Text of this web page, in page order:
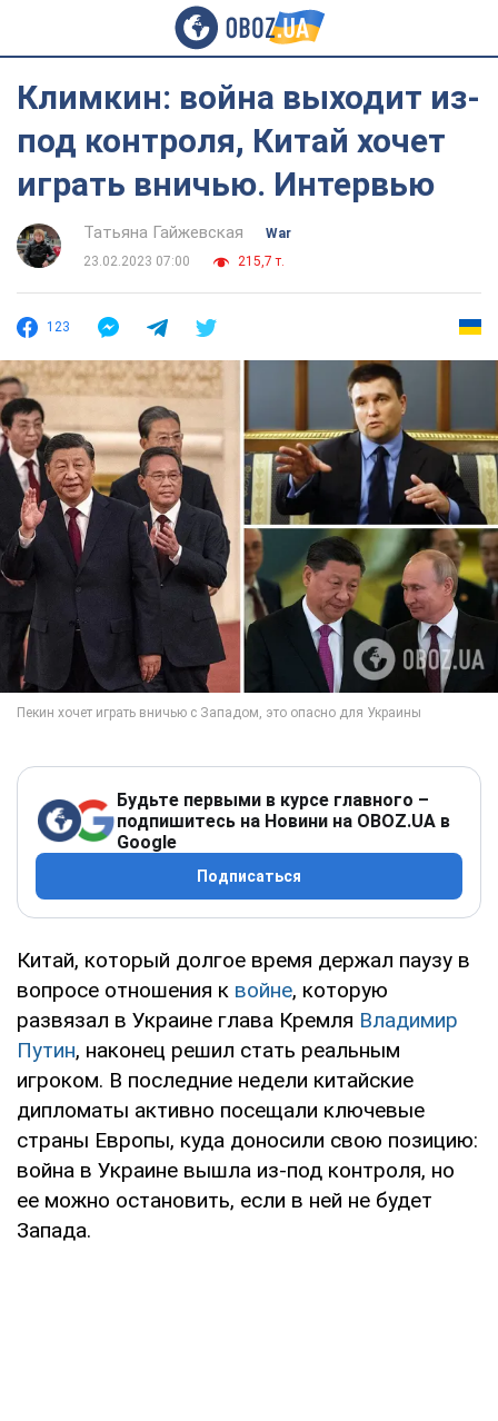
Климкин: война выходит из-
под контроля, Китай хочет
играть вничью. Интервью
Татьяна Гайжевская
War
23.02.2023 07:00
215,7 т.
123
Будьте первыми в курсе главного –
подпишитесь на Новини на OBOZ.UA в
Google
Подписаться
Китай, который долгое время держал паузу в
вопросе отношения к войне, которую
развязал в Украине глава Кремля Владимир
Путин, наконец решил стать реальным
игроком. В последние недели китайские
дипломаты активно посещали ключевые
страны Европы, куда доносили свою позицию:
война в Украине вышла из-под контроля, но
ее можно остановить, если в ней не будет
Запада.